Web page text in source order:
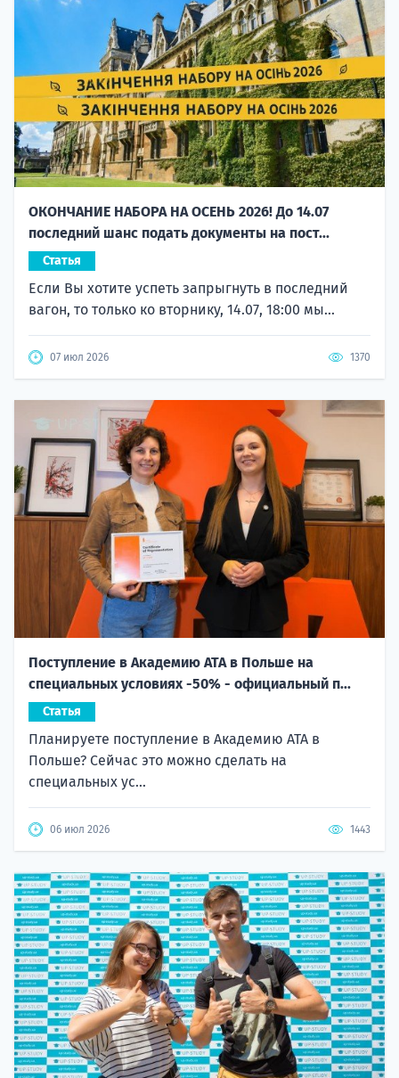
ОКОНЧАНИЕ НАБОРА НА ОСЕНЬ 2026! До 14.07
последний шанс подать документы на пост...
Статья
Если Вы хотите успеть запрыгнуть в последний
вагон, то только ко вторнику, 14.07, 18:00 мы...
07 июл 2026 1370
Поступление в Академию ATA в Польше на
специальных условиях -50% - официальный п...
Статья
Планируете поступление в Академию ATA в
Польше? Сейчас это можно сделать на
специальных ус...
06 июл 2026 1443